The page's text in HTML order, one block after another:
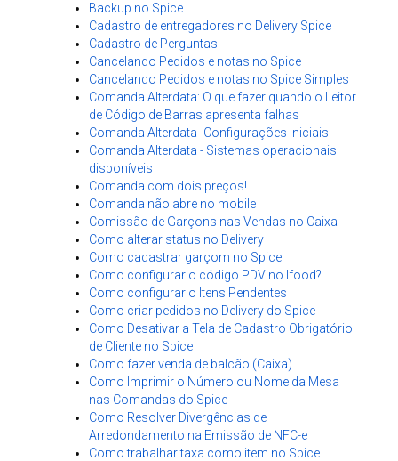
Backup no Spice
Cadastro de entregadores no Delivery Spice
Cadastro de Perguntas
Cancelando Pedidos e notas no Spice
Cancelando Pedidos e notas no Spice Simples
Comanda Alterdata: O que fazer quando o Leitor
de Código de Barras apresenta falhas
Comanda Alterdata- Configurações Iniciais
Comanda Alterdata - Sistemas operacionais
disponíveis
Comanda com dois preços!
Comanda não abre no mobile
Comissão de Garçons nas Vendas no Caixa
Como alterar status no Delivery
Como cadastrar garçom no Spice
Como configurar o código PDV no Ifood?
Como configurar o Itens Pendentes
Como criar pedidos no Delivery do Spice
Como Desativar a Tela de Cadastro Obrigatório
de Cliente no Spice
Como fazer venda de balcão (Caixa)
Como Imprimir o Número ou Nome da Mesa
nas Comandas do Spice
Como Resolver Divergências de
Arredondamento na Emissão de NFC-e
Como trabalhar taxa como item no Spice